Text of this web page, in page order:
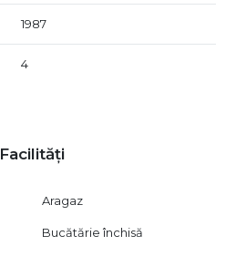
1987
4
Facilități
Aragaz
Bucătărie închisă